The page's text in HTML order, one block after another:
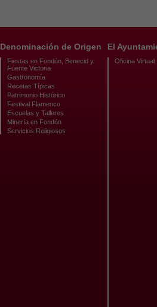
Denominación de Origen
Fiestas en Fondón, Benecid y
Fuente Victoria
Gastronomía
Recetas Típicas
Patrimonio Histórico
Festival Flamenco
Escuelas y Talleres
Minería en Fondón
Servicios Religiosos
El
Oficina Virtual